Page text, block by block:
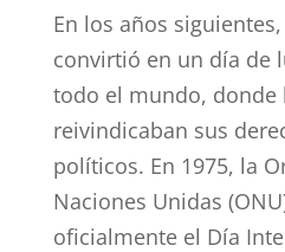
En los años
convirtió en un día de
todo el mundo, donde
reivindicaban sus
políticos. En 1975, la
Naciones Unidas
oficialmente el Día